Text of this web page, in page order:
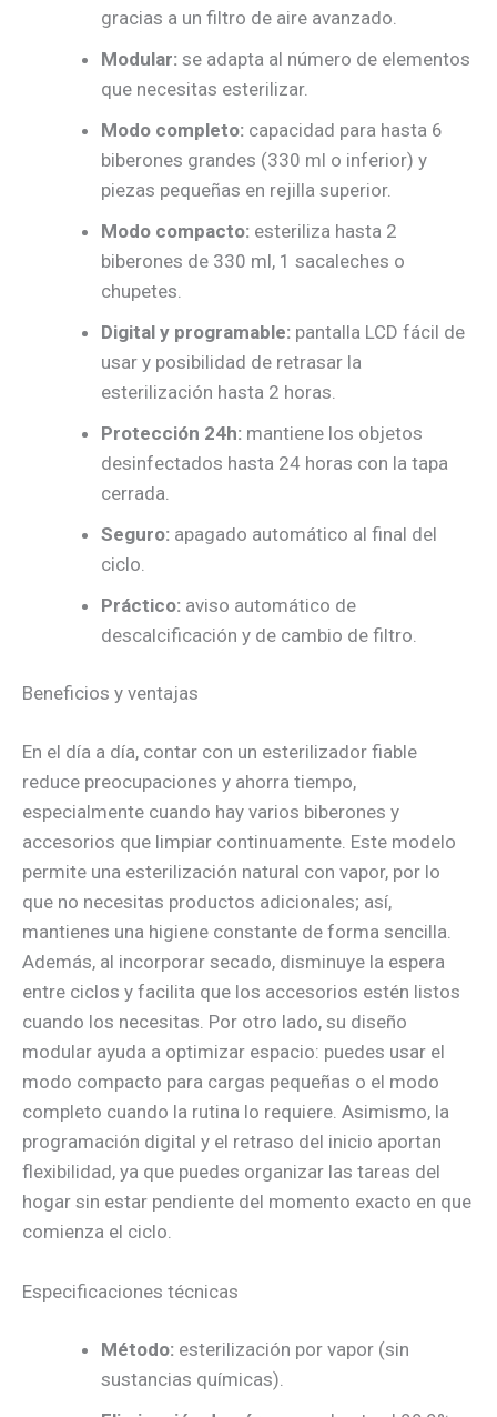
gracias a un filtro de aire avanzado.
Modular: se adapta al número de elementos
que necesitas esterilizar.
Modo completo: capacidad para hasta 6
biberones grandes (330 ml o inferior) y
piezas pequeñas en rejilla superior.
Modo compacto: esteriliza hasta 2
biberones de 330 ml, 1 sacaleches o
chupetes.
Digital y programable: pantalla LCD fácil de
usar y posibilidad de retrasar la
esterilización hasta 2 horas.
Protección 24h: mantiene los objetos
desinfectados hasta 24 horas con la tapa
cerrada.
Seguro: apagado automático al final del
ciclo.
Práctico: aviso automático de
descalcificación y de cambio de filtro.
Beneficios y ventajas
En el día a día, contar con un esterilizador fiable
reduce preocupaciones y ahorra tiempo,
especialmente cuando hay varios biberones y
accesorios que limpiar continuamente. Este modelo
permite una esterilización natural con vapor, por lo
que no necesitas productos adicionales; así,
mantienes una higiene constante de forma sencilla.
Además, al incorporar secado, disminuye la espera
entre ciclos y facilita que los accesorios estén listos
cuando los necesitas. Por otro lado, su diseño
modular ayuda a optimizar espacio: puedes usar el
modo compacto para cargas pequeñas o el modo
completo cuando la rutina lo requiere. Asimismo, la
programación digital y el retraso del inicio aportan
flexibilidad, ya que puedes organizar las tareas del
hogar sin estar pendiente del momento exacto en que
comienza el ciclo.
Especificaciones técnicas
Método: esterilización por vapor (sin
sustancias químicas).